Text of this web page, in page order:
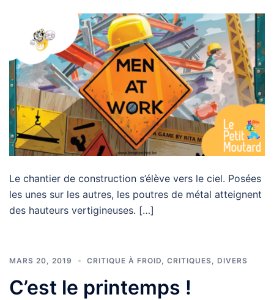
Le chantier de construction s’élève vers le ciel. Posées
les unes sur les autres, les poutres de métal atteignent
des hauteurs vertigineuses. […]
MARS 20, 2019 CRITIQUE À FROID CRITIQUES DIVERS
C’est le printemps !